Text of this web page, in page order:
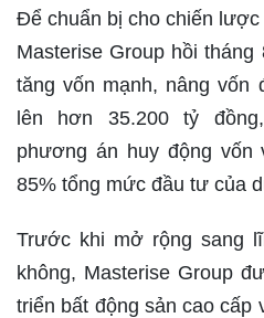
Để chuẩn bị cho chiến
Masterise Group hồi
tăng vốn mạnh, nâng vốn
lên hơn 35.200 tỷ
phương án huy động
85% tổng mức đầu tư của
Trước khi mở rộng sang
không, Masterise Group
triển bất động sản cao cấp